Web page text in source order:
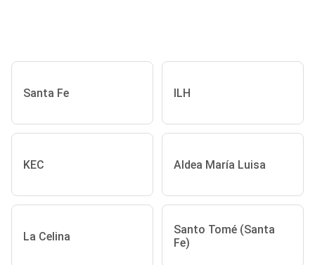
Santa Fe ILH
KEC Aldea María Luisa
La Celina
Santo Tomé (Santa
Fe)